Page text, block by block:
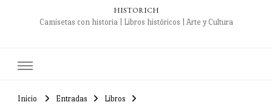
HISTORICH
Camisetas con historia | Libros históricos | Arte y Cultura
Inicio Entradas Libros